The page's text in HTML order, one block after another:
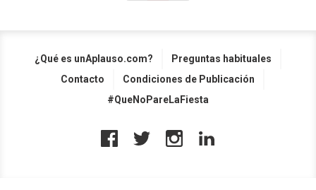
¿Qué es unAplauso.com?
Preguntas habituales
Contacto
Condiciones de Publicación
#QueNoPareLaFiesta